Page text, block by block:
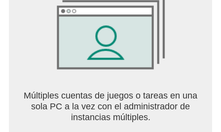
Términos de uso:
https://easybrain.com/terms
Política de privacidad:
https://easybrain.com/privacy
Múltiples cuentas de juegos o tareas en una
sola PC a la vez con el administrador de
instancias múltiples.